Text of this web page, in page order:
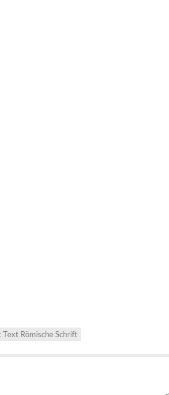
Text Römische Schrift